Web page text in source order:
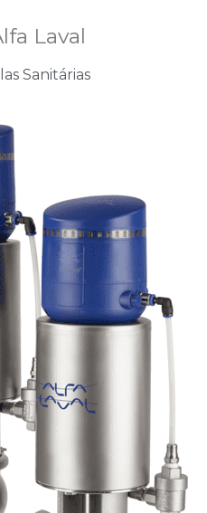
Laval
Sanitárias